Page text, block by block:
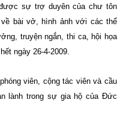
sự trợ duyên của chư tôn
bài vở, hình ảnh với các thể
truyện ngắn, thi ca, hội họa
ngày 26-4-2009.
viên, cộng tác viên và cầu
lành trong sự gia hộ của Đức